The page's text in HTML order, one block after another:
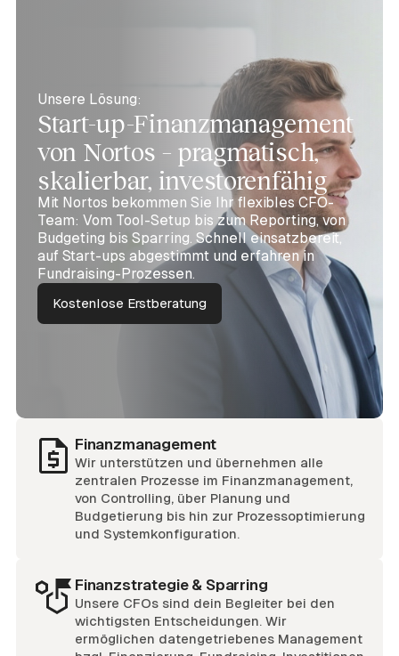
Unsere Lösung:
Start-up-Finanzmanagement
von Nortos – pragmatisch,
skalierbar, investorenfähig
Mit Nortos bekommen Sie Ihr flexibles CFO-
Team: Vom Tool-Setup bis zum Reporting, von
Budgeting bis Sparring. Schnell einsatzbereit,
auf Start-ups abgestimmt und erfahren in
Fundraising-Prozessen.
Kostenlose Erstberatung
Finanzmanagement
Wir unterstützen und übernehmen alle
zentralen Prozesse im Finanzmanagement,
von Controlling, über Planung und
Budgetierung bis hin zur Prozessoptimierung
und Systemkonfiguration.
Finanzstrategie & Sparring
Unsere CFOs sind dein Begleiter bei den
wichtigsten Entscheidungen. Wir
ermöglichen datengetriebenes Management